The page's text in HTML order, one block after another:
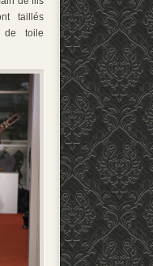
taillés
de toile